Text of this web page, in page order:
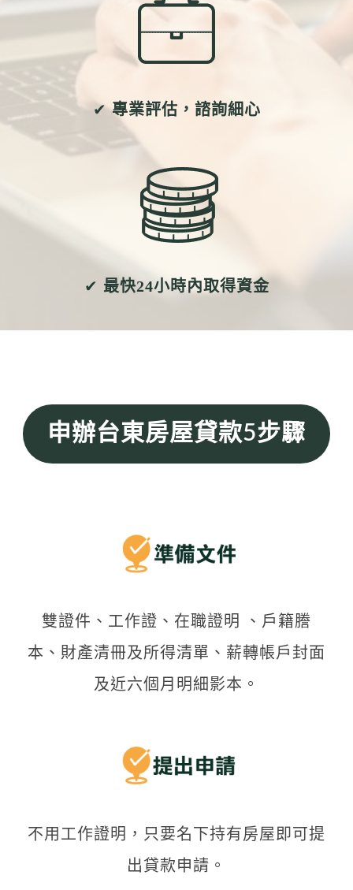
✔專業評估，諮詢細心
✔ 最快24小時內取得資金
申辦台東房屋貸款5步驟
雙證件、工作證、在職證明 、戶籍謄
本、財產清冊及所得清單、薪轉帳戶封面
及近六個月明細影本。
不用工作證明，只要名下持有房屋即可提
出貸款申請。